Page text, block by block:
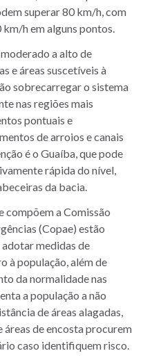
superar 80 km/h, com
h em alguns pontos.
a alto de
e áreas suscetíveis à
sobrecarregar o sistema
nas regiões mais
pontuais e
de arroios e canais
é o Guaíba, que pode
rápida do nível,
da bacia.
compõem a Comissão
(Copae) estão
medidas de
à população, além de
da normalidade nas
a população a não
de áreas alagadas,
áreas de encosta procurem
caso identifiquem risco.